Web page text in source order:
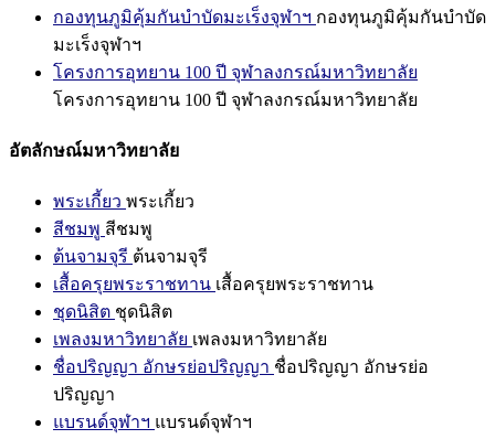
กองทุนภูมิคุ้มกันบำบัดมะเร็งจุฬาฯ กองทุนภูมิคุ้มกันบำบัด
มะเร็งจุฬาฯ
โครงการอุทยาน 100 ปี จุฬาลงกรณ์มหาวิทยาลัย
โครงการอุทยาน 100 ปี จุฬาลงกรณ์มหาวิทยาลัย
อัตลักษณ์มหาวิทยาลัย
พระเกี้ยว พระเกี้ยว
สีชมพู สีชมพู
ต้นจามจุรี ต้นจามจุรี
เสื้อครุยพระราชทาน เสื้อครุยพระราชทาน
ชุดนิสิต ชุดนิสิต
เพลงมหาวิทยาลัย เพลงมหาวิทยาลัย
ชื่อปริญญา อักษรย่อปริญญา ชื่อปริญญา อักษรย่อ
ปริญญา
แบรนด์จุฬาฯ แบรนด์จุฬาฯ